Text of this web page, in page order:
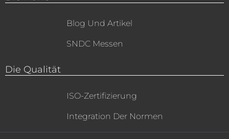
Blog Und Artikel
SNDC Messen
Die Qualität
ISO-Zertifizierung
Integration Der Normen